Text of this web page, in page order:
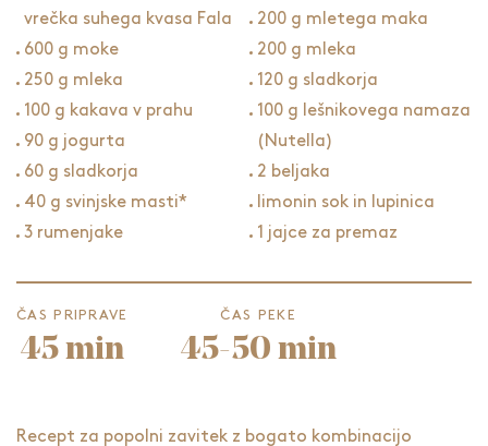
vrečka suhega kvasa Fala
600 g moke
250 g mleka
100 g kakava v prahu
90 g jogurta
60 g sladkorja
40 g svinjske masti*
3 rumenjake
200 g mletega maka
200 g mleka
120 g sladkorja
100 g lešnikovega namaza
(Nutella)
2 beljaka
limonin sok in lupinica
1 jajce za premaz
ČAS PRIPRAVE
45 min
ČAS PEKE
45-50 min
Recept za popolni zavitek z bogato kombinacijo